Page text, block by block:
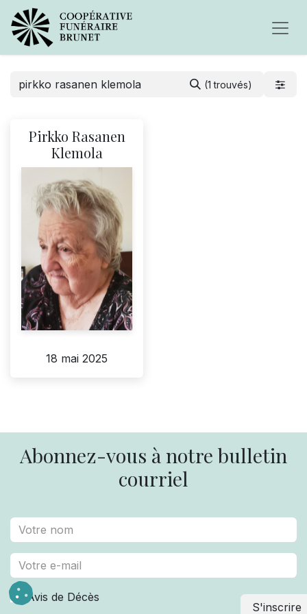
(1 trouvés)
Pirkko Rasanen
Klemola
18 mai 2025
Abonnez-vous à notre bulletin
courriel
Avis de Décès
S'inscrire